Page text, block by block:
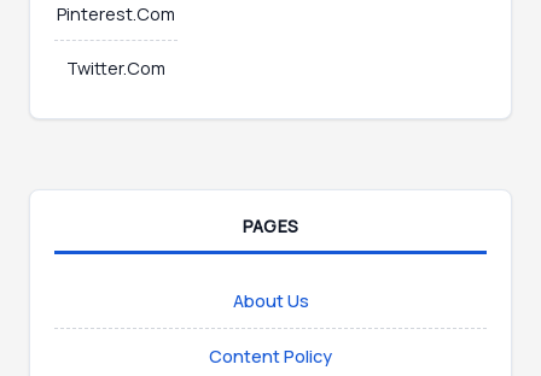
Pinterest.Com
Twitter.Com
PAGES
About Us
Content Policy